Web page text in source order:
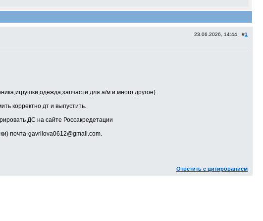
23.06.2026, 14:44 #1
для а/м и много другое).
корректно дт и выпустить.
ДС на сайте Россакредетации
почта-gavrilova0612@gmail.com.
Ответить с цитированием